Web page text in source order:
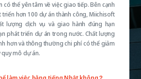
có thể yên tâm về việc giao tiếp. Bên cạnh
hơn 100 dự án thành công, Miichisoft
lượng dịch vụ và giao hành đúng hạn
phát triển dự án trong nước. Chất lượng
hơn và thông thường chi phí có thể giảm
mô dự án.